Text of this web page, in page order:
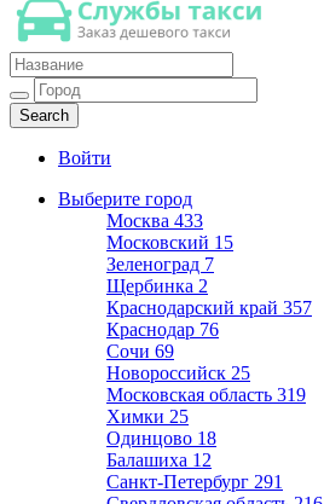
Такси недорогое
Заказ хорошего дешевого такси
Войти
Выберите город
Москва 433
Московский 15
Зеленоград 7
Щербинка 2
Краснодарский край 357
Краснодар 76
Сочи 69
Новороссийск 25
Московская область 319
Химки 25
Одинцово 18
Балашиха 12
Санкт-Петербург 291